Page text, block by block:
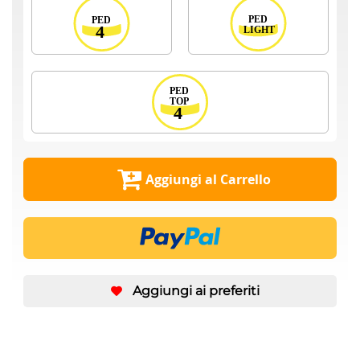
Aggiungi al Carrello
Aggiungi ai preferiti